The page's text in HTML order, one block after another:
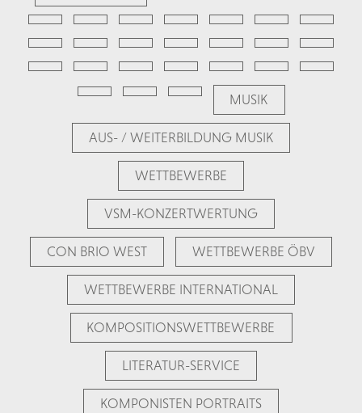
MUSIK
AUS- / WEITERBILDUNG MUSIK
WETTBEWERBE
VSM-KONZERTWERTUNG
CON BRIO WEST WETTBEWERBE ÖBV
WETTBEWERBE INTERNATIONAL
KOMPOSITIONSWETTBEWERBE
LITERATUR-SERVICE
KOMPONISTEN PORTRAITS